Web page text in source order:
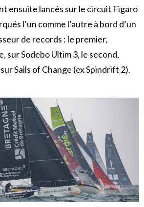
ensuite lancés sur le circuit Figaro
l’un comme l’autre à bord d’un
de records : le premier,
sur Sodebo Ultim 3, le second,
Sails of Change (ex Spindrift 2).